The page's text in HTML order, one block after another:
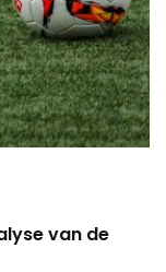
van de